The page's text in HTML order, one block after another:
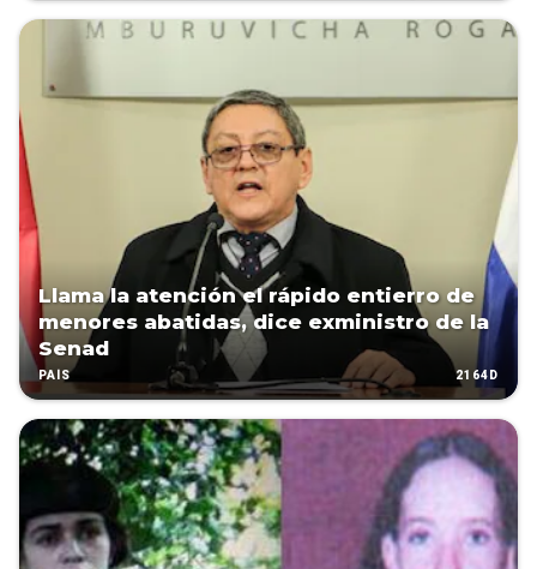
Llama la atención el rápido entierro de
menores abatidas, dice exministro de la
Senad
PAÍS 2164D